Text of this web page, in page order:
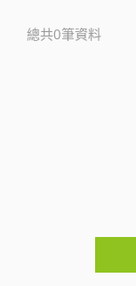
總共0筆資料